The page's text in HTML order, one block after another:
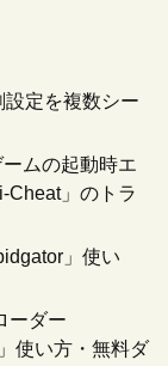
設定を複数シー
ームの起動時エ
Cheat」のトラ
」使い
ーダー
使い方・無料ダ